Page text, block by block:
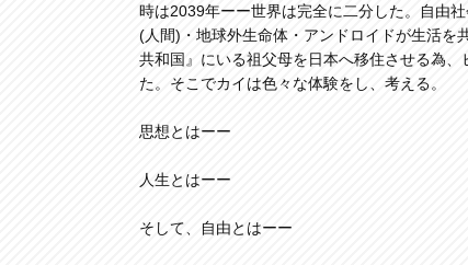
時は2039年ーー世界は完全に二分した。自由
(人間)・地球外生命体・アンドロイドが生活を
共和国』にいる祖父母を日本へ移住させる為
た。そこでカイは色々な体験をし、考える。
思想とはーー
人生とはーー
そして、自由とはーー